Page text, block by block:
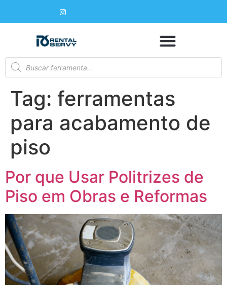
Tag: ferramentas
para acabamento de
piso
Por que Usar Politrizes de
Piso em Obras e Reformas